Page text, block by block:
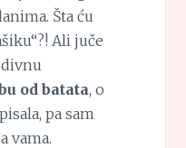
Šta ću
Ali juče
od batata, o
pa sam
vama.